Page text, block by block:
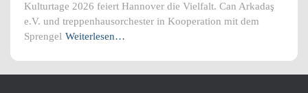
Kulturtage 2026 feiert Hannover die Vielfalt. Can Arkadaş
e.V. und treppenhausorchester in Kooperation mit dem
Sprengel Weiterlesen…